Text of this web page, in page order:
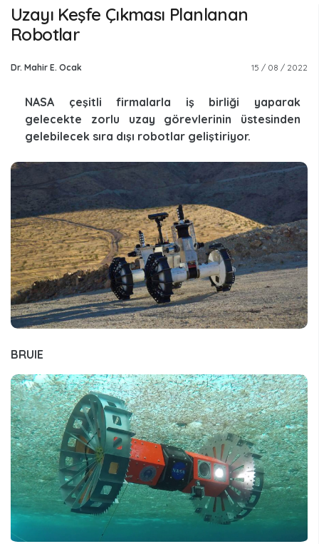
Uzayı Keşfe Çıkması Planlanan
Robotlar
Dr. Mahir E. Ocak 15 / 08 / 2022
NASA çeşitli firmalarla iş birliği yaparak
gelecekte zorlu uzay görevlerinin üstesinden
gelebilecek sıra dışı robotlar geliştiriyor.
BRUIE